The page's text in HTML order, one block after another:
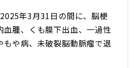
年3月31日の間に、脳梗
血腫、くも膜下出血、一過性
もや病、未破裂脳動脈瘤で退